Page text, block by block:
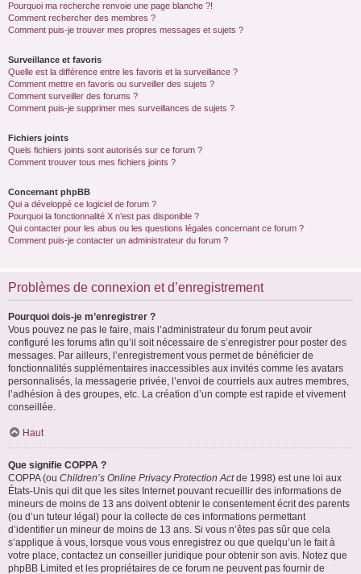
Pourquoi ma recherche renvoie une page blanche ?!
Comment rechercher des membres ?
Comment puis-je trouver mes propres messages et sujets ?
Surveillance et favoris
Quelle est la différence entre les favoris et la surveillance ?
Comment mettre en favoris ou surveiller des sujets ?
Comment surveiller des forums ?
Comment puis-je supprimer mes surveillances de sujets ?
Fichiers joints
Quels fichiers joints sont autorisés sur ce forum ?
Comment trouver tous mes fichiers joints ?
Concernant phpBB
Qui a développé ce logiciel de forum ?
Pourquoi la fonctionnalité X n’est pas disponible ?
Qui contacter pour les abus ou les questions légales concernant ce forum ?
Comment puis-je contacter un administrateur du forum ?
Problèmes de connexion et d’enregistrement
Pourquoi dois-je m’enregistrer ?
Vous pouvez ne pas le faire, mais l’administrateur du forum peut avoir
configuré les forums afin qu’il soit nécessaire de s’enregistrer pour poster des
messages. Par ailleurs, l’enregistrement vous permet de bénéficier de
fonctionnalités supplémentaires inaccessibles aux invités comme les avatars
personnalisés, la messagerie privée, l’envoi de courriels aux autres membres,
l’adhésion à des groupes, etc. La création d’un compte est rapide et vivement
conseillée.
Haut
Que signifie COPPA ?
COPPA (ou Children’s Online Privacy Protection Actde 1998) est une loi aux
États-Unis qui dit que les sites Internet pouvant recueillir des informations de
mineurs de moins de 13 ans doivent obtenir le consentement écrit des parents
(ou d’un tuteur légal) pour la collecte de ces informations permettant
d’identifier un mineur de moins de 13 ans. Si vous n’êtes pas sûr que cela
s’applique à vous, lorsque vous vous enregistrez ou que quelqu’un le fait à
votre place, contactez un conseiller juridique pour obtenir son avis. Notez que
phpBB Limited et les propriétaires de ce forum ne peuvent pas fournir de